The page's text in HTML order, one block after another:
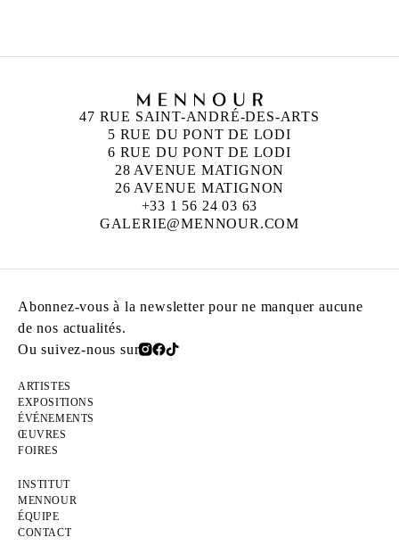
47 RUE SAINT-ANDRÉ-DES-ARTS
5 RUE DU PONT DE LODI
6 RUE DU PONT DE LODI
28 AVENUE MATIGNON
26 AVENUE MATIGNON
+33 1 56 24 03 63
GALERIE@MENNOUR.COM
Abonnez-vous à la newsletter pour ne manquer aucune
de nos actualités.
Ou suivez-nous sur
ARTISTES
EXPOSITIONS
ÉVÉNEMENTS
ŒUVRES
FOIRES
INSTITUT
MENNOUR
ÉQUIPE
CONTACT